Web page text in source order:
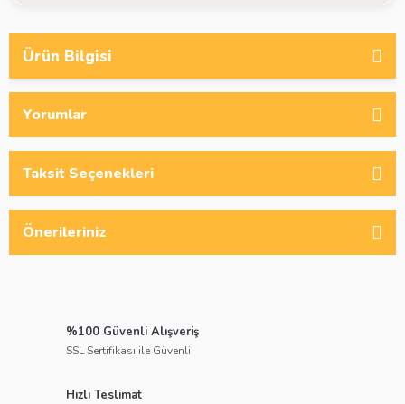
Ürün Bilgisi
Yorumlar
Taksit Seçenekleri
Önerileriniz
%100 Güvenli Alışveriş
SSL Sertifikası ile Güvenli
Hızlı Teslimat